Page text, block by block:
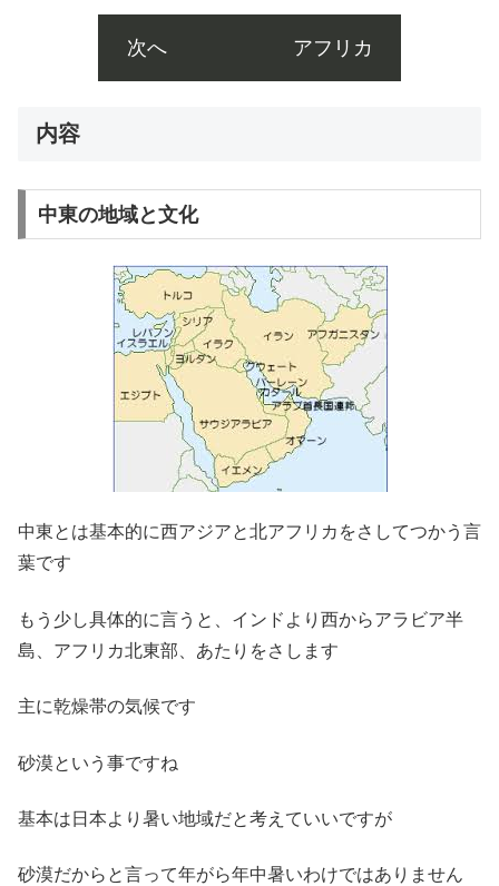
次へ アフリカ
内容
中東の地域と文化
中東とは基本的に西アジアと北アフリカをさしてつかう言
葉です
もう少し具体的に言うと、インドより西からアラビア半
島、アフリカ北東部、あたりをさします
主に乾燥帯の気候です
砂漠という事ですね
基本は日本より暑い地域だと考えていいですが
砂漠だからと言って年がら年中暑いわけではありません